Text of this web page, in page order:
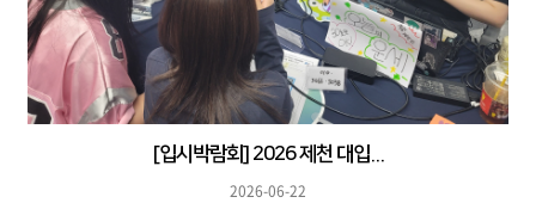
[입시박람회] 2026 제천 대입...
2026-06-22